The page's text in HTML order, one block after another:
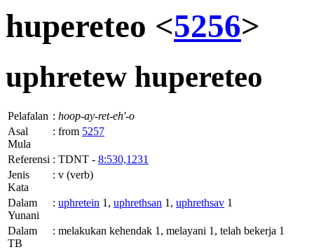
hupereteo <5256>
uphretew hupereteo
Pelafalan : hoop-ay-ret-eh'-o
Asal
Mula
: from 5257
Referensi : TDNT - 8:530,1231
Jenis
Kata
: v (verb)
Dalam
Yunani
: uphretein 1, uphrethsan 1, uphrethsav 1
Dalam
TB
: melakukan kehendak 1, melayani 1, telah bekerja 1